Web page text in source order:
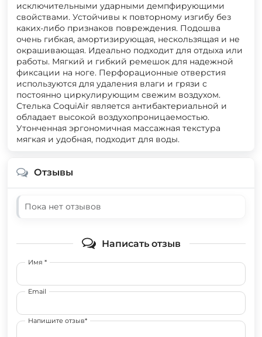
исключительными ударными демпфирующими
свойствами. Устойчивы к повторному изгибу без
каких-либо признаков повреждения. Подошва
очень гибкая, амортизирующая, нескользящая и не
окрашивающая. Идеально подходит для отдыха или
работы. Мягкий и гибкий ремешок для надежной
фиксации на ноге. Перфорационные отверстия
используются для удаления влаги и грязи с
постоянно циркулирующим свежим воздухом.
Стелька CoquiAir является антибактериальной и
обладает высокой воздухопроницаемостью.
Утонченная эргономичная массажная текстура
мягкая и удобная, подходит для воды.
Отзывы
Пока нет отзывов
Написать отзыв
Имя *
Email
Напишите отзыв*